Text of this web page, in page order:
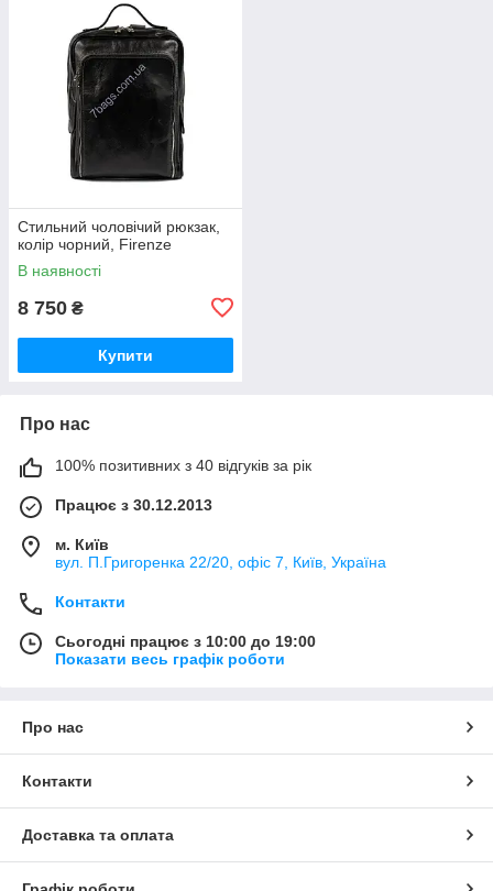
Стильний чоловічий рюкзак,
колір чорний, Firenze
В наявності
8 750 ₴
Купити
Про нас
100% позитивних з 40 відгуків за рік
Працює з 30.12.2013
м. Київ
вул. П.Григоренка 22/20, офіс 7, Київ, Україна
Контакти
Сьогодні працює з 10:00 до 19:00
Показати весь графік роботи
Про нас
Контакти
Доставка та оплата